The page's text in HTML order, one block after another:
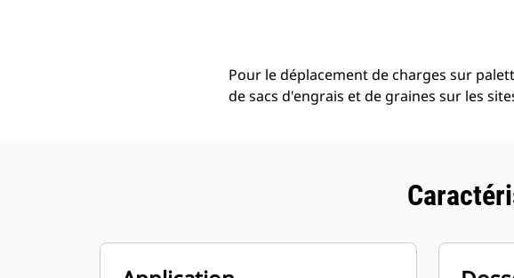
Pour le déplacement de charges sur
de sacs d'engrais et de graines sur les